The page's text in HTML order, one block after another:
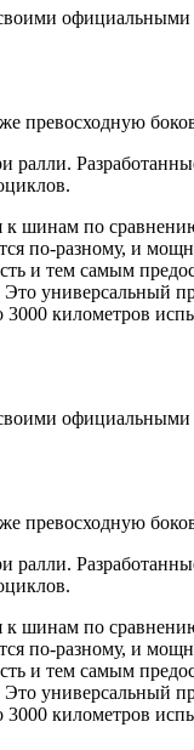
превосходную
ралли.
шинам по
разному, и
и тем самым
универсальный
километров
превосходную
ралли.
шинам по
разному, и
и тем самым
универсальный
километров